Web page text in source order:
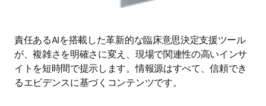
責任あるAIを搭載した革新的な臨床意思決定支援ツール
が、複雑さを明確さに変え、現場で関連性の高いインサ
イトを短時間で提示します。情報源はすべて、信頼でき
るエビデンスに基づくコンテンツです。